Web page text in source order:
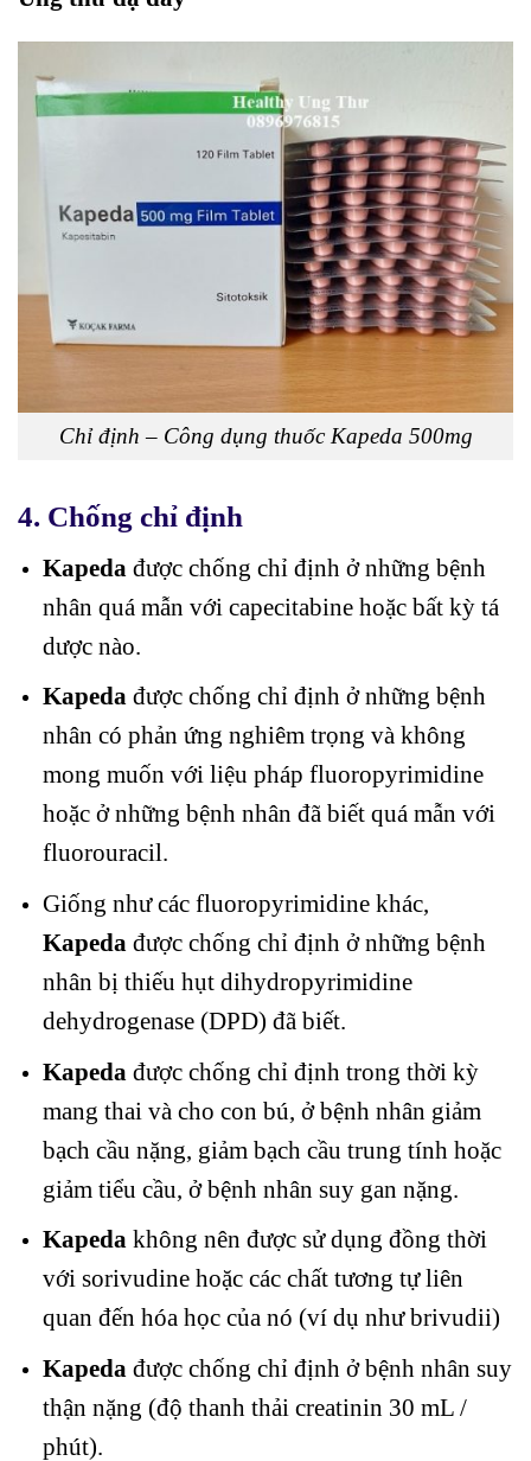
Chỉ định – Công dụng thuốc Kapeda 500mg
4. Chống chỉ định
Kapeda được chống chỉ định ở những bệnh
nhân quá mẫn với capecitabine hoặc bất kỳ tá
dược nào.
Kapeda được chống chỉ định ở những bệnh
nhân có phản ứng nghiêm trọng và không
mong muốn với liệu pháp fluoropyrimidine
hoặc ở những bệnh nhân đã biết quá mẫn với
fluorouracil.
Giống như các fluoropyrimidine khác,
Kapeda được chống chỉ định ở những bệnh
nhân bị thiếu hụt dihydropyrimidine
dehydrogenase (DPD) đã biết.
Kapeda được chống chỉ định trong thời kỳ
mang thai và cho con bú, ở bệnh nhân giảm
bạch cầu nặng, giảm bạch cầu trung tính hoặc
giảm tiểu cầu, ở bệnh nhân suy gan nặng.
Kapeda không nên được sử dụng đồng thời
với sorivudine hoặc các chất tương tự liên
quan đến hóa học của nó (ví dụ như brivudii)
Kapeda được chống chỉ định ở bệnh nhân suy
thận nặng (độ thanh thải creatinin 30 mL /
phút).